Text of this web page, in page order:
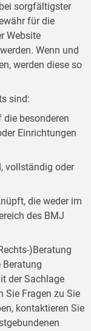
sorgfältigster
für die
Website
Wenn und
werden diese so
sind:
besonderen
Einrichtungen
vollständig oder
die weder im
des BMJ
)Beratung
Beratung
der Sachlage
Sie Fragen zu Sie
kontaktieren Sie